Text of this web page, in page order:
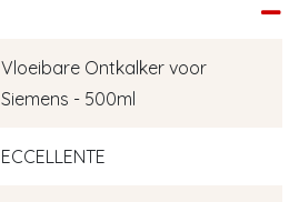
Vloeibare Ontkalker voor
Siemens - 500ml
ECCELLENTE